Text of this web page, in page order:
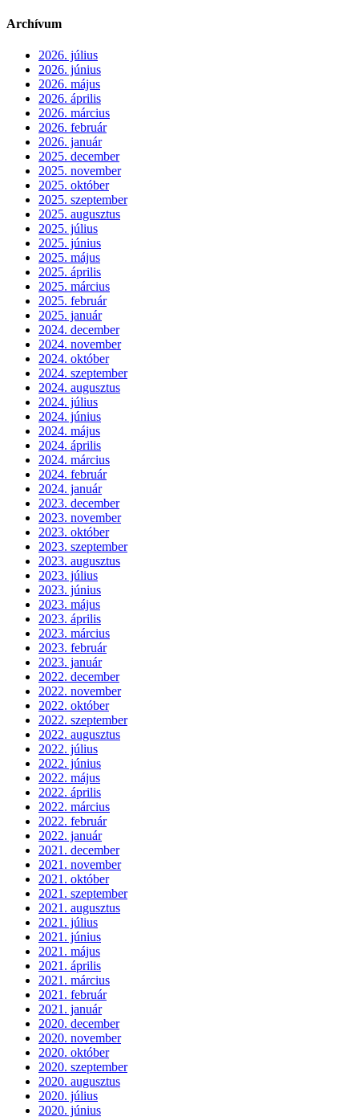
Archívum
2026. július
2026. június
2026. május
2026. április
2026. március
2026. február
2026. január
2025. december
2025. november
2025. október
2025. szeptember
2025. augusztus
2025. július
2025. június
2025. május
2025. április
2025. március
2025. február
2025. január
2024. december
2024. november
2024. október
2024. szeptember
2024. augusztus
2024. július
2024. június
2024. május
2024. április
2024. március
2024. február
2024. január
2023. december
2023. november
2023. október
2023. szeptember
2023. augusztus
2023. július
2023. június
2023. május
2023. április
2023. március
2023. február
2023. január
2022. december
2022. november
2022. október
2022. szeptember
2022. augusztus
2022. július
2022. június
2022. május
2022. április
2022. március
2022. február
2022. január
2021. december
2021. november
2021. október
2021. szeptember
2021. augusztus
2021. július
2021. június
2021. május
2021. április
2021. március
2021. február
2021. január
2020. december
2020. november
2020. október
2020. szeptember
2020. augusztus
2020. július
2020. június